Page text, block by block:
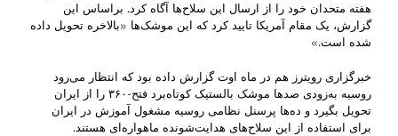
هفته متحدان خود را از ارسال این سلاح‌ها آگاه کرد. براساس این
گزارش، یک مقام آمریکا تایید کرد که این موشک‌ها «بالاخره تحویل داده
شده است.»
خبرگزاری رویترز هم در ماه اوت گزارش داده بود که انتظار می‌رود
روسیه به‌زودی صدها موشک بالستیک کوتاه‌برد فتح-۳۶۰ را از ایران
تحویل بگیرد و ده‌ها پرسنل نظامی روسیه مشغول آموزش در ایران
برای استفاده از این سلاح‌های هدایت‌شونده ماهواره‌ای هستند.